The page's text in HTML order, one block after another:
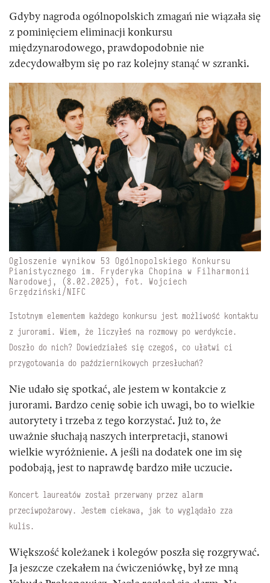
Gdyby nagroda ogólnopolskich zmagań nie wiązała się
z pominięciem eliminacji konkursu
międzynarodowego, prawdopodobnie nie
zdecydowałbym się po raz kolejny stanąć w szranki.
Ogloszenie wynikow 53 Ogólnopolskiego Konkursu
Pianistycznego im. Fryderyka Chopina w Filharmonii
Narodowej, (8.02.2025), fot. Wojciech
Grzędziński/NIFC
Istotnym elementem każdego konkursu jest możliwość kontaktu
z jurorami. Wiem, że liczyłeś na rozmowy po werdykcie.
Doszło do nich? Dowiedziałeś się czegoś, co ułatwi ci
przygotowania do październikowych przesłuchań?
Nie udało się spotkać, ale jestem w kontakcie z
jurorami. Bardzo cenię sobie ich uwagi, bo to wielkie
autorytety i trzeba z tego korzystać. Już to, że
uważnie słuchają naszych interpretacji, stanowi
wielkie wyróżnienie. A jeśli na dodatek one im się
podobają, jest to naprawdę bardzo miłe uczucie.
Koncert laureatów został przerwany przez alarm
przeciwpożarowy. Jestem ciekawa, jak to wyglądało zza
kulis.
Większość koleżanek i kolegów poszła się rozgrywać.
Ja jeszcze czekałem na ćwiczeniówkę, był ze mną